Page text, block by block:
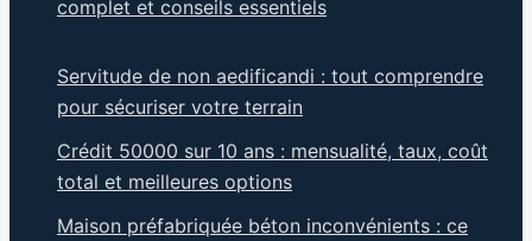
complet et conseils essentiels
Servitude de non aedificandi : tout comprendre
pour sécuriser votre terrain
Crédit 50000 sur 10 ans : mensualité, taux, coût
total et meilleures options
Maison préfabriquée béton inconvénients : ce